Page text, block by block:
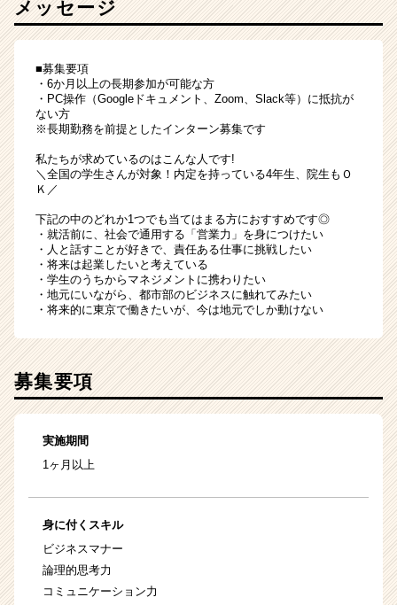
メッセージ
■募集要項
・6か月以上の長期参加が可能な方
・PC操作（Googleドキュメント、Zoom、Slack等）に抵抗が
ない方
※長期勤務を前提としたインターン募集です
私たちが求めているのはこんな人です!
＼全国の学生さんが対象！内定を持っている4年生、院生もＯ
Ｋ／
下記の中のどれか1つでも当てはまる方におすすめです◎
・就活前に、社会で通用する「営業力」を身につけたい
・人と話すことが好きで、責任ある仕事に挑戦したい
・将来は起業したいと考えている
・学生のうちからマネジメントに携わりたい
・地元にいながら、都市部のビジネスに触れてみたい
・将来的に東京で働きたいが、今は地元でしか動けない
募集要項
実施期間
1ヶ月以上
身に付くスキル
ビジネスマナー
論理的思考力
コミュニケーション力